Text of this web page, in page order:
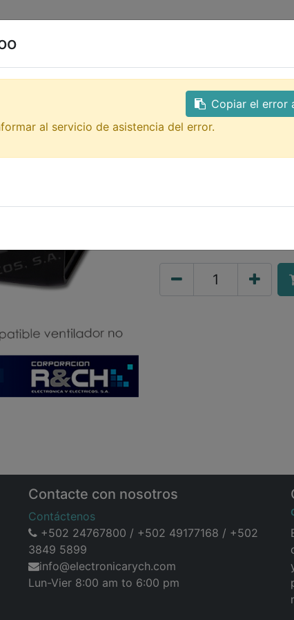
Contacto
GTQ
Todos los productos
BCM2386-V caja
no incluido
BCM2386-V
negra
caja para Raspberry pi
Contacte con nosotros
Contáctenos
+502 24767800 / +502 49177168 / +502
3849 5899
info@electronicarych.com
Lun-Vier 8:00 am to 6:00 pm
Copiar el error
al servicio de asistencia del error.